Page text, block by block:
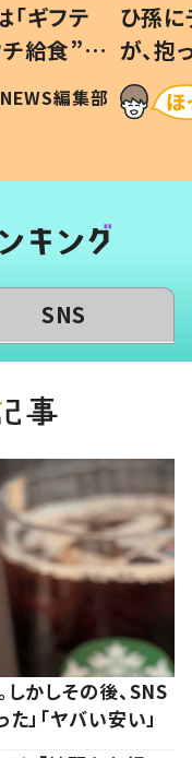
ギフテ
給食”を
令和の親
編集部
ひ孫
が、
「涙が
い」
SNS
かしその後、SNS
」「ヤバい安い」